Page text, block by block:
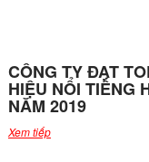
CÔNG TY ĐẠT
HIỆU NỔI TIẾNG
NĂM 2019
Xem tiếp